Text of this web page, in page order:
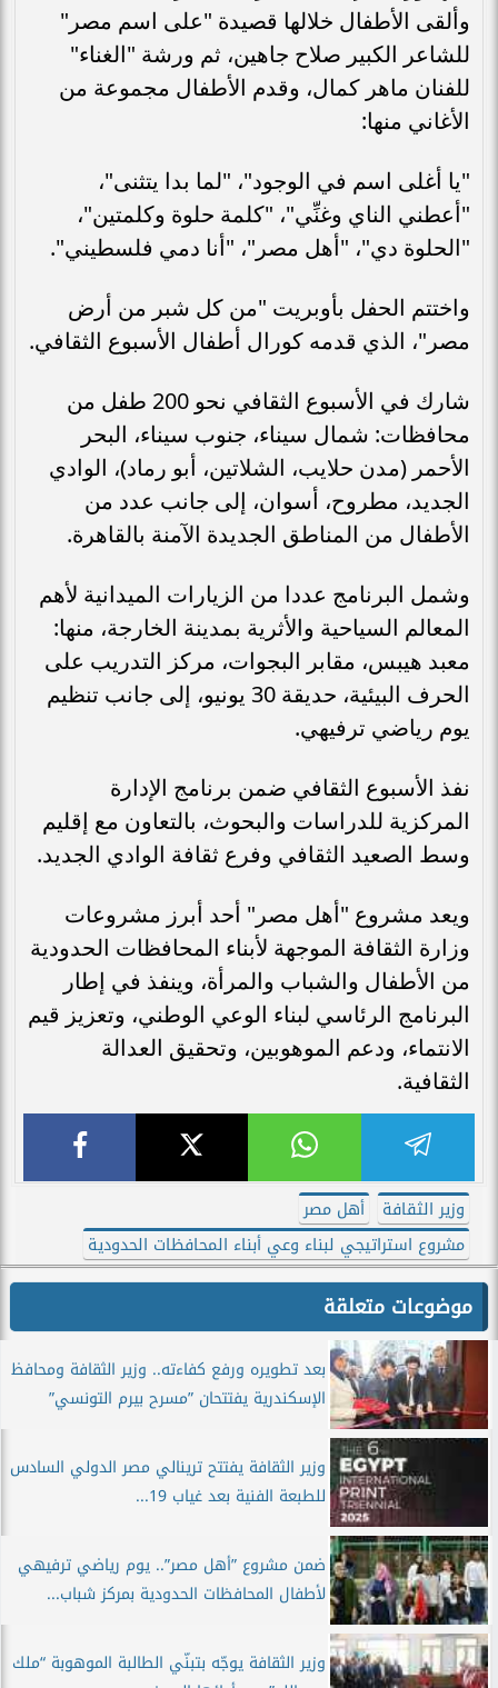
وألقى الأطفال خلالها قصيدة "على اسم مصر"
للشاعر الكبير صلاح جاهين، ثم ورشة "الغناء"
للفنان ماهر كمال، وقدم الأطفال مجموعة من
الأغاني منها:
"يا أغلى اسم في الوجود"، "لما بدا يتثنى"،
"أعطني الناي وغنِّي"، "كلمة حلوة وكلمتين"،
"الحلوة دي"، "أهل مصر"، "أنا دمي فلسطيني".
واختتم الحفل بأوبريت "من كل شبر من أرض
مصر"، الذي قدمه كورال أطفال الأسبوع الثقافي.
شارك في الأسبوع الثقافي نحو 200 طفل من
محافظات: شمال سيناء، جنوب سيناء، البحر
الأحمر (مدن حلايب، الشلاتين، أبو رماد)، الوادي
الجديد، مطروح، أسوان، إلى جانب عدد من
الأطفال من المناطق الجديدة الآمنة بالقاهرة.
وشمل البرنامج عددا من الزيارات الميدانية لأهم
المعالم السياحية والأثرية بمدينة الخارجة، منها:
معبد هيبس، مقابر البجوات، مركز التدريب على
الحرف البيئية، حديقة 30 يونيو، إلى جانب تنظيم
يوم رياضي ترفيهي.
نفذ الأسبوع الثقافي ضمن برنامج الإدارة
المركزية للدراسات والبحوث، بالتعاون مع إقليم
وسط الصعيد الثقافي وفرع ثقافة الوادي الجديد.
ويعد مشروع "أهل مصر" أحد أبرز مشروعات
وزارة الثقافة الموجهة لأبناء المحافظات الحدودية
من الأطفال والشباب والمرأة، وينفذ في إطار
البرنامج الرئاسي لبناء الوعي الوطني، وتعزيز قيم
الانتماء، ودعم الموهوبين، وتحقيق العدالة
الثقافية.
وزير الثقافة
أهل مصر
مشروع استراتيجي لبناء وعي أبناء المحافظات الحدودية
موضوعات متعلقة
بعد تطويره ورفع كفاءته.. وزير الثقافة ومحافظ
الإسكندرية يفتتحان ”مسرح بيرم التونسي”
وزير الثقافة يفتتح ترينالي مصر الدولي السادس
للطبعة الفنية بعد غياب 19...
ضمن مشروع ”أهل مصر”.. يوم رياضي ترفيهي
لأطفال المحافظات الحدودية بمركز شباب...
وزير الثقافة يوجّه بتبنّي الطالبة الموهوبة “ملك